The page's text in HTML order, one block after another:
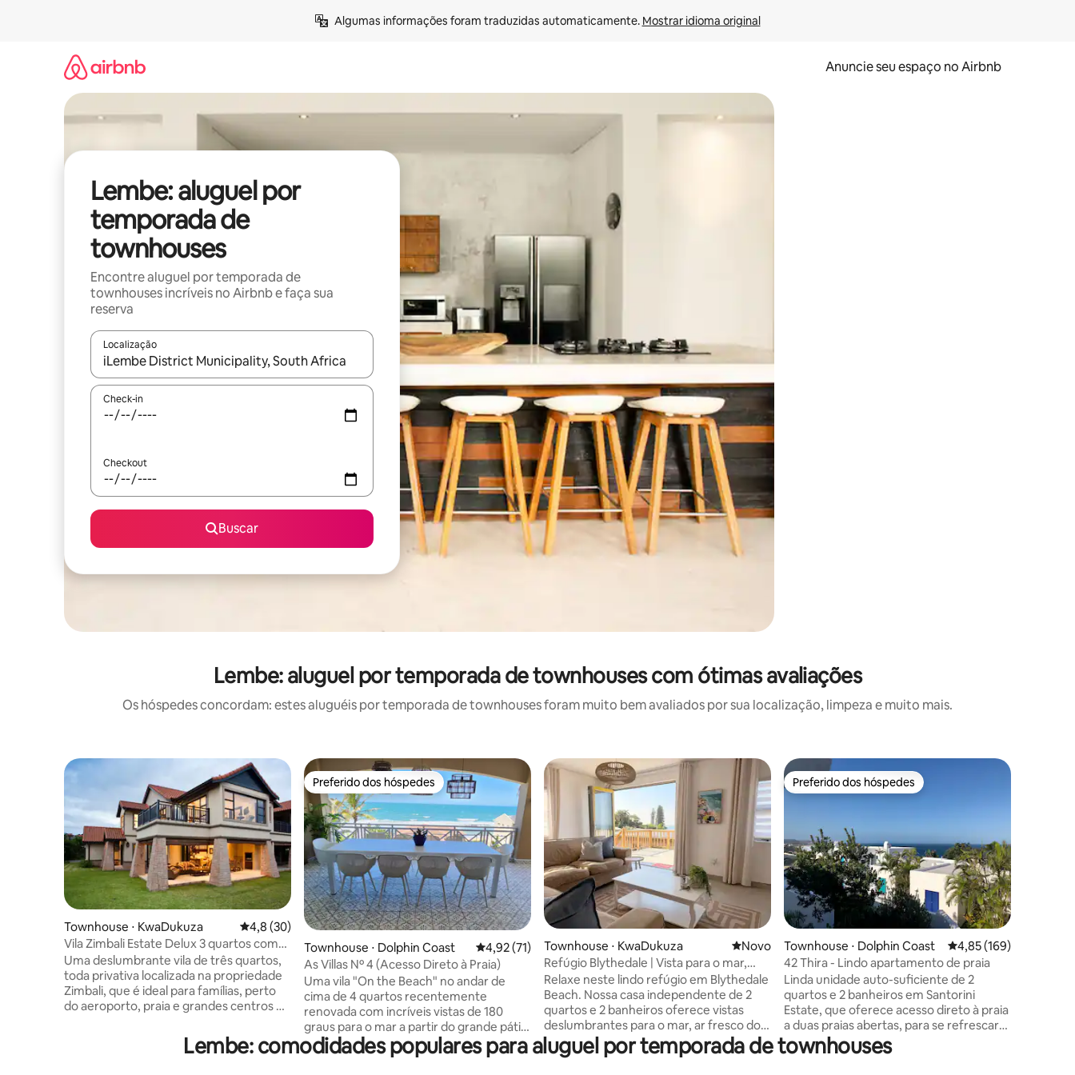
Algumas informações foram traduzidas automaticamente. Mostrar idioma original
Anuncie seu espaço no Airbnb
Lembe: aluguel por
temporada de
townhouses
Encontre aluguel por temporada de
townhouses incríveis no Airbnb e faça sua
reserva
Localização
Quando os resultados estiverem disponíveis, explore-os usando as seta para cima e para baixo do teclado ou tocando e deslizando o dedo na tela.
Check-in
Checkout
Buscar
Lembe: aluguel por temporada de townhouses com ótimas avaliações
Os hóspedes concordam: estes aluguéis por temporada de townhouses foram muito bem avaliados por sua localização, limpeza e muito mais.
Townhouse ⋅ KwaDukuza 4,8 de uma avaliação média de 5, 30 avaliações
4,8 (30)
Vila Zimbali Estate Delux 3 quartos com
banheiro privativo
Uma deslumbrante vila de três quartos,
toda privativa localizada na propriedade
Zimbali, que é ideal para famílias, perto
do aeroporto, praia e grandes centros de
dividem o quente Oceano Índico e a
vegetação tropical. Assista a escolas de
Preferido dos hóspedes
Preferido dos hóspedes
Townhouse ⋅ Dolphin Coast 4,92 de uma avaliação média de 5, 71 avaliações
4,92 (71)
As Villas Nº 4 (Acesso Direto à Praia)
Uma vila "On the Beach" no andar de
cima de 4 quartos recentemente
renovada com incríveis vistas de 180
graus para o mar a partir do grande pátio
privativo. Ótima vista para o mar a partir
das áreas de estar, cozinha, sala de jantar
Townhouse ⋅ KwaDukuza Novo lugar para ficar
Novo
Refúgio Blythedale | Vista para o mar,
piscina e praia
Relaxe neste lindo refúgio em Blythedale
Beach. Nossa casa independente de 2
quartos e 2 banheiros oferece vistas
deslumbrantes para o mar, ar fresco do
mar e o conforto de um verdadeiro lar
longe de casa. Perfeita para casais e
Preferido dos hóspedes
Preferido dos hóspedes
Townhouse ⋅ Dolphin Coast 4,85 de uma avaliação
4,85 (169)
42 Thira - Lindo apartamento de praia
Linda unidade auto-suficiente de 2
quartos e 2 banheiros em Santorini
Estate, que oferece acesso direto à praia
a duas praias abertas, para se refrescar
naqueles dias quentes de KZN. Perto de
todas as lojas e restaurantes e a apenas
Lembe: comodidades populares para aluguel por temporada de townhouses